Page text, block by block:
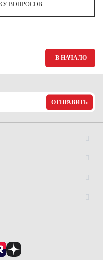
ВОПРОСОВ
В НАЧАЛО
ОТПРАВИТЬ